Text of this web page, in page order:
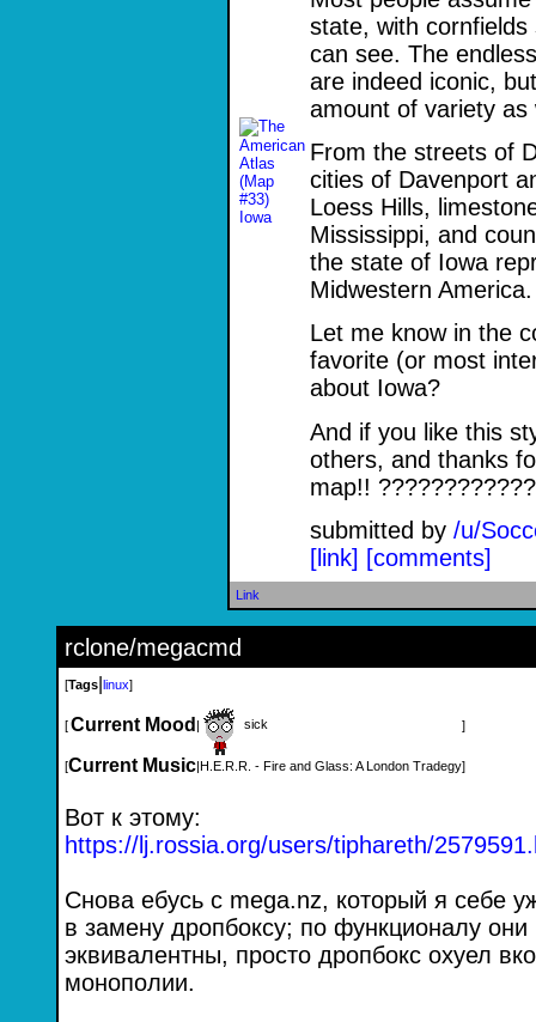
state, with
can see. The
are indeed iconic,
amount of variety as
From the streets of
cities of Davenport
Loess Hills,
Mississippi, and
the state of Iowa
Midwestern America.
Let me know in the
favorite (or most
about Iowa?
And if you like this
others, and thanks
map!! ????????????️
submitted by /u/
[link] [comments]
Link
rclone/megacmd
[Tags linux]
[Current Mood | sick ]
[Current Music|H.E.R.R. - Fire and Glass: A London Tradegy]
Вот к этому:
https://lj.rossia.org/users/tiphareth/2
Снова ебусь с mega.nz, который я себе
в замену дропбоксу; по функционалу
эквивалентны, просто дропбокс охуел
монополии.